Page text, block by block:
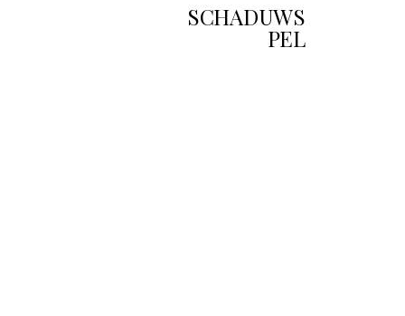
SCHADUWS
PEL